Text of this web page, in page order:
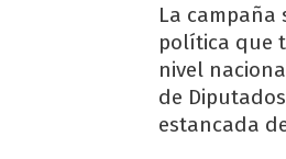
La campaña
política que
nivel
de
estancada